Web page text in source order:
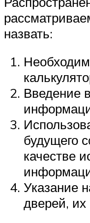
назвать:
Введение
будущего
качестве
Указание
дверей,